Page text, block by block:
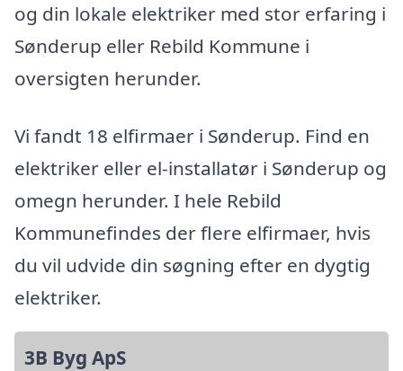
og din lokale elektriker med stor erfaring i
Sønderup eller Rebild Kommune i
oversigten herunder.
Vi fandt 18 elfirmaer i Sønderup. Find en
elektriker eller el-installatør i Sønderup og
omegn herunder. I hele Rebild
Kommunefindes der flere elfirmaer, hvis
du vil udvide din søgning efter en dygtig
elektriker.
3B Byg ApS